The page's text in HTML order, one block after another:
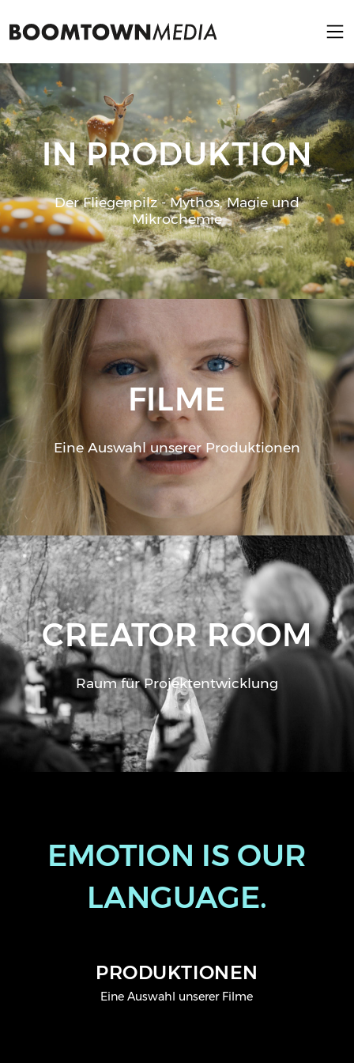
IN PRODUKTION
Der Fliegenpilz - Mythos, Magie und
Mikrochemie
FILME
Eine Auswahl unserer Produktionen
CREATOR ROOM
Raum für Projektentwicklung
EMOTION IS OUR
LANGUAGE.
PRODUKTIONEN
Eine Auswahl unserer Filme